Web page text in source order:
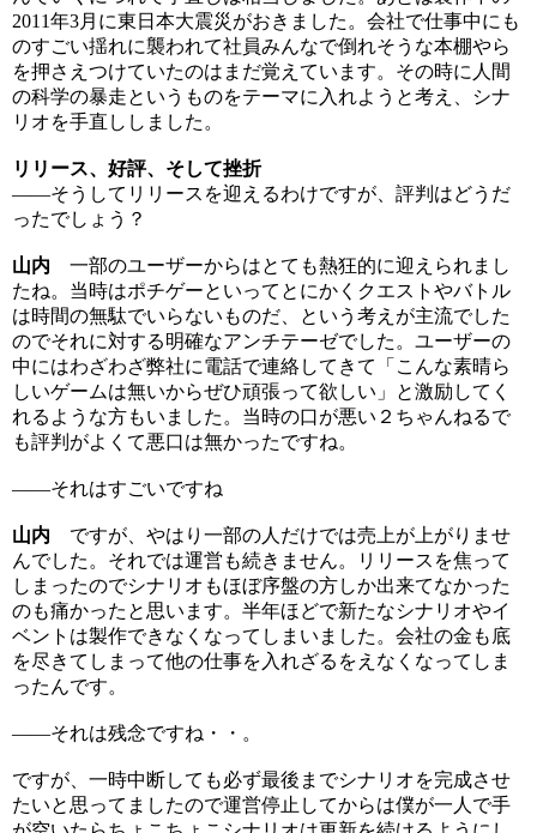
2011年3月に東日本大震災がおきました。会社で仕事中にも
のすごい揺れに襲われて社員みんなで倒れそうな本棚やら
を押さえつけていたのはまだ覚えています。その時に人間
の科学の暴走というものをテーマに入れようと考え、シナ
リオを手直ししました。
リリース、好評、そして挫折
――そうしてリリースを迎えるわけですが、評判はどうだ
ったでしょう？
山内 一部のユーザーからはとても熱狂的に迎えられまし
たね。当時はポチゲーといってとにかくクエストやバトル
は時間の無駄でいらないものだ、という考えが主流でした
のでそれに対する明確なアンチテーゼでした。ユーザーの
中にはわざわざ弊社に電話で連絡してきて「こんな素晴ら
しいゲームは無いからぜひ頑張って欲しい」と激励してく
れるような方もいました。当時の口が悪い２ちゃんねるで
も評判がよくて悪口は無かったですね。
――それはすごいですね
山内 ですが、やはり一部の人だけでは売上が上がりませ
んでした。それでは運営も続きません。リリースを焦って
しまったのでシナリオもほぼ序盤の方しか出来てなかった
のも痛かったと思います。半年ほどで新たなシナリオやイ
ベントは製作できなくなってしまいました。会社の金も底
を尽きてしまって他の仕事を入れざるをえなくなってしま
ったんです。
――それは残念ですね・・。
ですが、一時中断しても必ず最後までシナリオを完成させ
たいと思ってましたので運営停止してからは僕が一人で手